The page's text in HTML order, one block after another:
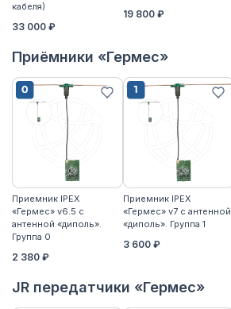
кабеля)
33 000 ₽
19 800 ₽
Приёмники «Гермес»
Приемник IPEX
«Гермес» v6.5 с
антенной «диполь».
Группа 0
2 380 ₽
Приемник IPEX
«Гермес» v7 с антенной
«диполь». Группа 1
3 600 ₽
JR передатчики «Гермес»